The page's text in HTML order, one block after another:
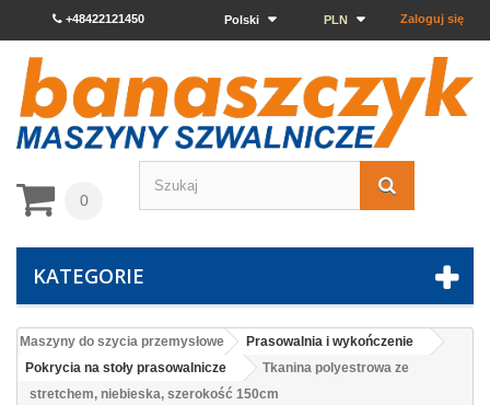
Zaloguj się
PLN
Polski
+48422121450
0
KATEGORIE
Maszyny do szycia przemysłowe
Prasowalnia i wykończenie
Pokrycia na stoły prasowalnicze
Tkanina polyestrowa ze
stretchem, niebieska, szerokość 150cm